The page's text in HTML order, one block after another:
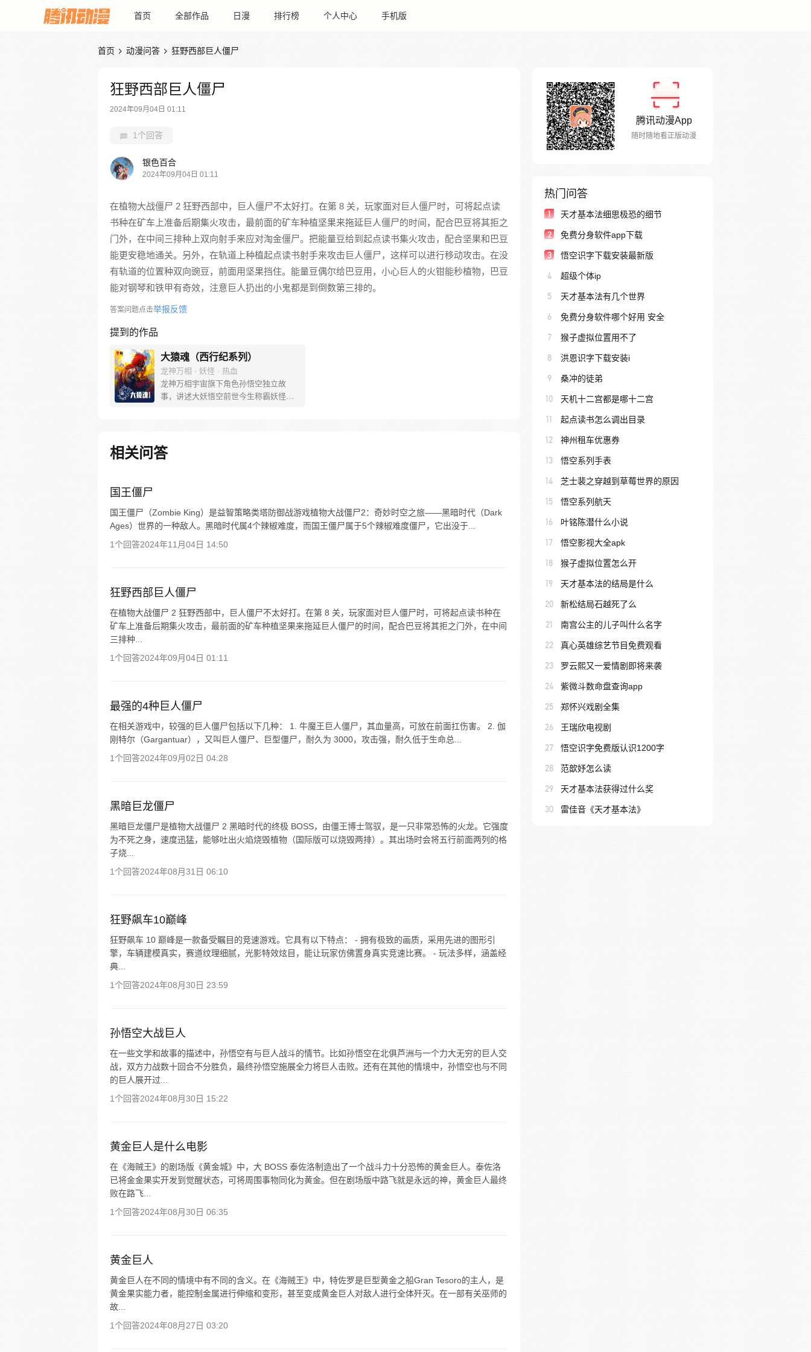
首页 全部作品 日漫 排行榜 个人中心 手机版
首页  动漫问答  狂野西部巨人僵尸
狂野西部巨人僵尸
2024年09月04日 01:11
1个回答
银色百合
2024年09月04日 01:11
在植物大战僵尸 2 狂野西部中，巨人僵尸不太好打。在第 8 关，玩家面对巨人僵尸时，可将起点读
书种在矿车上准备后期集火攻击，最前面的矿车种植坚果来拖延巨人僵尸的时间，配合巴豆将其拒之
门外，在中间三排种上双向射手来应对淘金僵尸。把能量豆给到起点读书集火攻击，配合坚果和巴豆
能更安稳地通关。另外，在轨道上种植起点读书射手来攻击巨人僵尸，这样可以进行移动攻击。在没
有轨道的位置种双向豌豆，前面用坚果挡住。能量豆偶尔给巴豆用，小心巨人的火钳能秒植物，巴豆
能对钢琴和铁甲有奇效，注意巨人扔出的小鬼都是到倒数第三排的。
答案问题点击举报反馈
提到的作品
大猿魂（西行纪系列）
龙神万相 · 妖怪 · 热血
龙神万相宇宙旗下角色孙悟空独立故
事，讲述大妖悟空前世今生称霸妖怪大
入暗魂无法再守护重要之人…六十年
后，他再次破石而出，背负着守护族人
相关问答
国王僵尸
国王僵尸（Zombie King）是益智策略类塔防御战游戏植物大战僵尸2：奇妙时空之旅——黑暗时代（Dark
Ages）世界的一种敌人。黑暗时代属4个辣椒难度，而国王僵尸属于5个辣椒难度僵尸，它出没于...
1个回答2024年11月04日 14:50
狂野西部巨人僵尸
在植物大战僵尸 2 狂野西部中，巨人僵尸不太好打。在第 8 关，玩家面对巨人僵尸时，可将起点读书种在
矿车上准备后期集火攻击，最前面的矿车种植坚果来拖延巨人僵尸的时间，配合巴豆将其拒之门外，在中间
三排种...
1个回答2024年09月04日 01:11
最强的4种巨人僵尸
在相关游戏中，较强的巨人僵尸包括以下几种： 1. 牛魔王巨人僵尸，其血量高，可放在前面扛伤害。 2. 伽
刚特尔（Gargantuar），又叫巨人僵尸、巨型僵尸，耐久为 3000，攻击强，耐久低于生命总...
1个回答2024年09月02日 04:28
黑暗巨龙僵尸
黑暗巨龙僵尸是植物大战僵尸 2 黑暗时代的终极 BOSS，由僵王博士驾驭，是一只非常恐怖的火龙。它强度
为不死之身，速度迅猛，能够吐出火焰烧毁植物（国际版可以烧毁两排）。其出场时会将五行前面两列的格
子烧...
1个回答2024年08月31日 06:10
狂野飙车10巅峰
狂野飙车 10 巅峰是一款备受瞩目的竞速游戏。它具有以下特点： - 拥有极致的画质，采用先进的图形引
擎，车辆建模真实，赛道纹理细腻，光影特效炫目，能让玩家仿佛置身真实竞速比赛。 - 玩法多样，涵盖经
典...
1个回答2024年08月30日 23:59
孙悟空大战巨人
在一些文学和故事的描述中，孙悟空有与巨人战斗的情节。比如孙悟空在北俱芦洲与一个力大无穷的巨人交
战，双方力战数十回合不分胜负，最终孙悟空施展全力将巨人击败。还有在其他的情境中，孙悟空也与不同
的巨人展开过...
1个回答2024年08月30日 15:22
黄金巨人是什么电影
在《海贼王》的剧场版《黄金城》中，大 BOSS 泰佐洛制造出了一个战斗力十分恐怖的黄金巨人。泰佐洛
已将金金果实开发到觉醒状态，可将周围事物同化为黄金。但在剧场版中路飞就是永远的神，黄金巨人最终
败在路飞...
1个回答2024年08月30日 06:35
黄金巨人
黄金巨人在不同的情境中有不同的含义。在《海贼王》中，特佐罗是巨型黄金之船Gran Tesoro的主人，是
黄金果实能力者，能控制金属进行伸缩和变形，甚至变成黄金巨人对敌人进行全体歼灭。在一部有关巫师的
故...
1个回答2024年08月27日 03:20
腾讯动漫App
随时随地看正版动漫
热门问答
1 天才基本法细思极恐的细节
2 免费分身软件app下载
3 悟空识字下载安装最新版
4 超级个体ip
5 天才基本法有几个世界
6 免费分身软件哪个好用 安全
7 猴子虚拟位置用不了
8 洪恩识字下载安装i
9 桑冲的徒弟
10 天机十二宫都是哪十二宫
11 起点读书怎么调出目录
12 神州租车优惠券
13 悟空系列手表
14 芝士裴之穿越到草莓世界的原因
15 悟空系列航天
16 叶铭陈潜什么小说
17 悟空影视大全apk
18 猴子虚拟位置怎么开
19 天才基本法的结局是什么
20 新松结局石越死了么
21 南宫公主的儿子叫什么名字
22 真心英雄综艺节目免费观看
23 罗云熙又一爱情剧即将来袭
24 紫微斗数命盘查询app
25 郑怀兴戏剧全集
26 王瑞欣电视剧
27 悟空识字免费版认识1200字
28 范歆妤怎么读
29 天才基本法获得过什么奖
30 雷佳音《天才基本法》